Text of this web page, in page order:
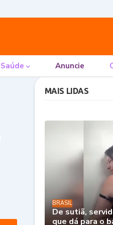
Saúde Anuncie
MAIS LIDAS
BRASIL
De sutiã,
que dá para o